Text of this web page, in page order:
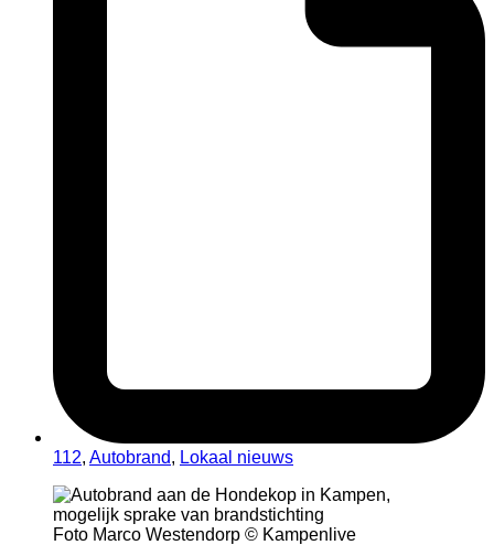
112, Autobrand, Lokaal nieuws
Foto Marco Westendorp © Kampenlive